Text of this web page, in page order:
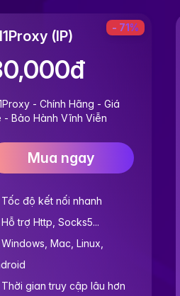
(IP)
- 71%
- Chính Hãng - Giá
- Bảo Hành Vĩnh Viễn
Mua ngay
Tốc độ kết nối nhanh
Hỗ trợ Http, Socks5...
Windows, Mac, Linux,
Thời gian truy cập lâu hơn